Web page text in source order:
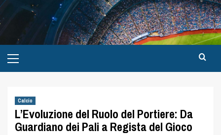
Calcio
L’Evoluzione del Ruolo del Portiere: Da
Guardiano dei Pali a Regista del Gioco